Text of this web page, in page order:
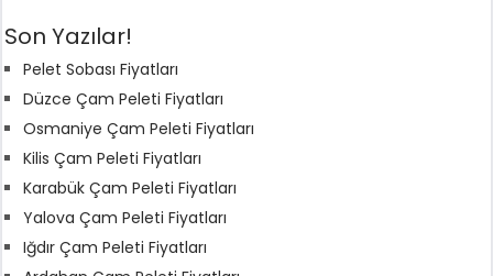
Son Yazılar!
Pelet Sobası Fiyatları
Düzce Çam Peleti Fiyatları
Osmaniye Çam Peleti Fiyatları
Kilis Çam Peleti Fiyatları
Karabük Çam Peleti Fiyatları
Yalova Çam Peleti Fiyatları
Iğdır Çam Peleti Fiyatları